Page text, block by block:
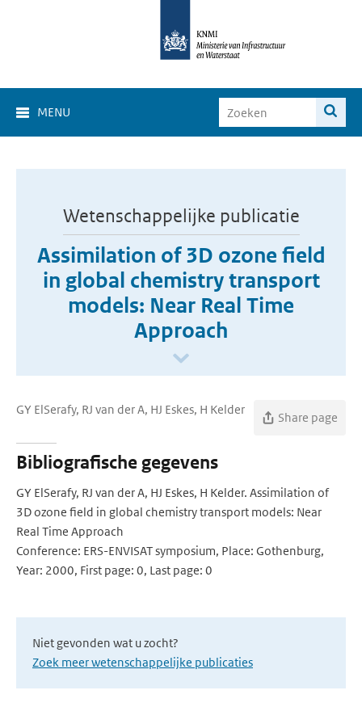
MENU
Wetenschappelijke publicatie
Assimilation of 3D ozone field
in global chemistry transport
models: Near Real Time
Approach
GY ElSerafy, RJ van der A, HJ Eskes, H Kelder
Share page
Bibliografische gegevens
GY ElSerafy, RJ van der A, HJ Eskes, H Kelder. Assimilation of
3D ozone field in global chemistry transport models: Near
Real Time Approach
Conference: ERS-ENVISAT symposium, Place: Gothenburg,
Year: 2000, First page: 0, Last page: 0
Niet gevonden wat u zocht?
Zoek meer wetenschappelijke publicaties